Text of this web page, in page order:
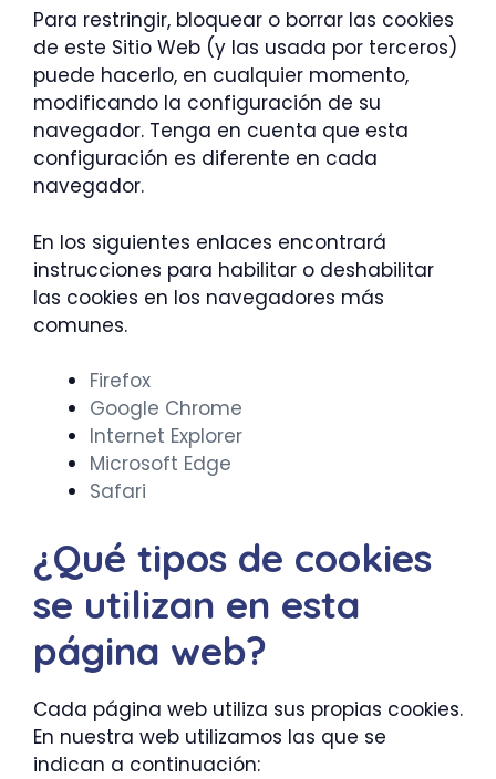
Para restringir, bloquear o borrar las cookies
de este Sitio Web (y las usada por terceros)
puede hacerlo, en cualquier momento,
modificando la configuración de su
navegador. Tenga en cuenta que esta
configuración es diferente en cada
navegador.
En los siguientes enlaces encontrará
instrucciones para habilitar o deshabilitar
las cookies en los navegadores más
comunes.
Firefox
Google Chrome
Internet Explorer
Microsoft Edge
Safari
¿Qué tipos de cookies
se utilizan en esta
página web?
Cada página web utiliza sus propias cookies.
En nuestra web utilizamos las que se
indican a continuación: